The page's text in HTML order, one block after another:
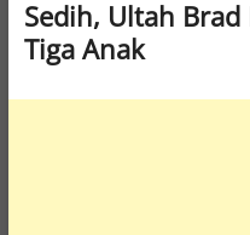
Sedih, Ultah
Tiga Anak